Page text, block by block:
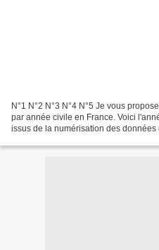
N°1 N°2 N°3 N°4 N°5 Je vous
par année civile en France. Voici
issus de la numérisation des